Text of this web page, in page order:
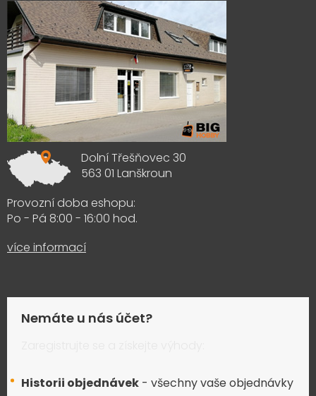
Dolní Třešňovec 30
563 01 Lanškroun
Provozní doba eshopu:
Po - Pá 8:00 - 16:00 hod.
více informací
Nemáte u nás účet?
Historii objednávek - všechny vaše objednávky